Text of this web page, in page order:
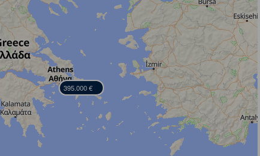
395.000 €